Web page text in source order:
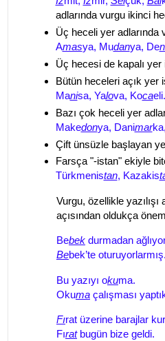
adlarında vurgu ikinci
Üç heceli yer adlarında
Amasya, Mudanya, De
Üç hecesi de kapalı
Bütün heceleri açık yer
Manisa, Yalova, Koca
Bazı çok heceli yer
Makedonya, Danimar
Çift ünsüzle başlayan
Farsça "-istan" ekiyle
Türkmenistan, Kazakis
Vurgu, özellikle
açısından oldukça
Bebek durmadan
Bebek’te oturuyorlarmış.
Bu yazıyı okuma.
Okuma çalışması
Fırat üzerine barajlar
Fıratbugün bize geldi.